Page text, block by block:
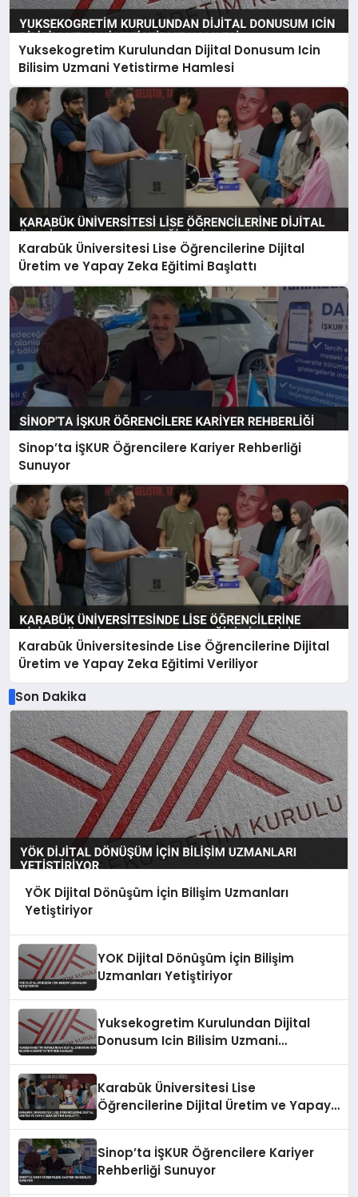
Yuksekogretim Kurulundan Dijital Donusum Icin
Bilisim Uzmani Yetistirme Hamlesi
Karabük Üniversitesi Lise Öğrencilerine Dijital
Üretim ve Yapay Zeka Eğitimi Başlattı
Sinop’ta İŞKUR Öğrencilere Kariyer Rehberliği
Sunuyor
Karabük Üniversitesinde Lise Öğrencilerine Dijital
Üretim ve Yapay Zeka Eğitimi Veriliyor
Son Dakika
YÖK Dijital Dönüşüm İçin Bilişim Uzmanları
Yetiştiriyor
YOK Dijital Dönüşüm İçin Bilişim
Uzmanları Yetiştiriyor
Yuksekogretim Kurulundan Dijital
Donusum Icin Bilisim Uzmani
Karabük Üniversitesi Lise
Öğrencilerine Dijital Üretim ve Yapay
Sinop’ta İŞKUR Öğrencilere Kariyer
Rehberliği Sunuyor